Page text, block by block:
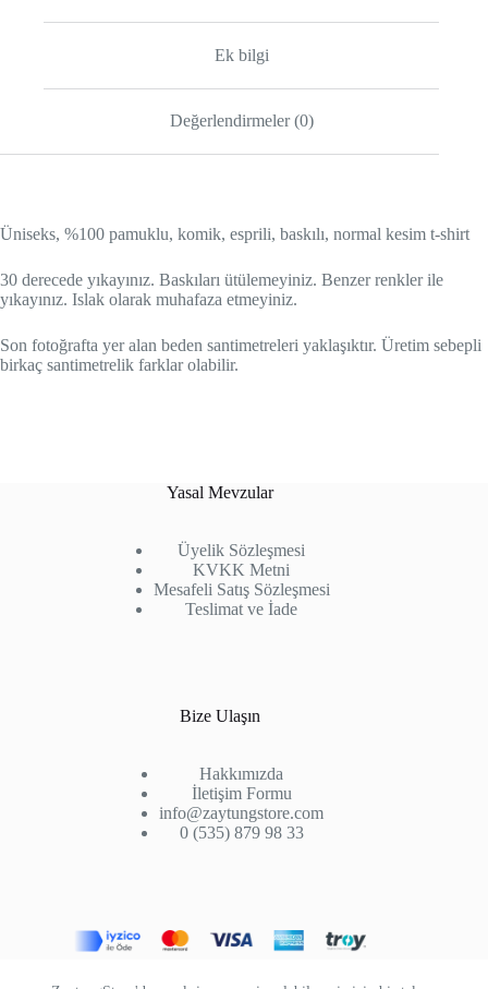
Ek bilgi
Değerlendirmeler (0)
Üniseks, %100 pamuklu, komik, esprili, baskılı, normal kesim t-shirt
30 derecede yıkayınız. Baskıları ütülemeyiniz. Benzer renkler ile
yıkayınız. Islak olarak muhafaza etmeyiniz.
Son fotoğrafta yer alan beden santimetreleri yaklaşıktır. Üretim sebepli
birkaç santimetrelik farklar olabilir.
Yasal Mevzular
Üyelik Sözleşmesi
KVKK Metni
Mesafeli Satış Sözleşmesi
Teslimat ve İade
Bize Ulaşın
Hakkımızda
İletişim Formu
info@zaytungstore.com
0 (535) 879 98 33